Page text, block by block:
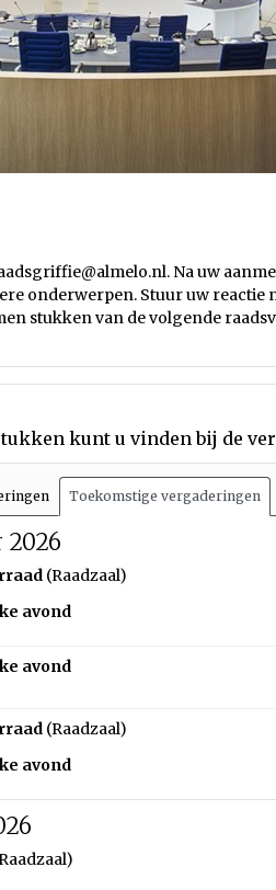
. Na uw
onderwerpen. Stuur uw reactie
stukken van de volgende
kunt u vinden bij de
Toekomstige vergaderingen
2026
(Raadzaal)
1 september 2026
avond
1 september 2026
avond
8 september 2026
(Raadzaal)
22 september 2026
avond
22 september 2026
6 oktober 2026